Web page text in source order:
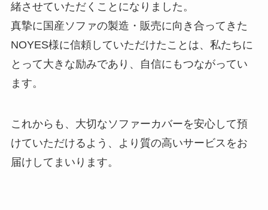
緒させていただくことになりました。
真摯に国産ソファの製造・販売に向き合ってきた
NOYES様に信頼していただけたことは、私たちに
とって大きな励みであり、自信にもつながってい
ます。
これからも、大切なソファーカバーを安心して預
けていただけるよう、より質の高いサービスをお
届けしてまいります。